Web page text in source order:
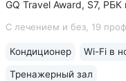
GQ Travel Award, S7,
целлюлита и вен
С лечением и без, 19
Кондиционер Wi-Fi в
Тренажерный зал